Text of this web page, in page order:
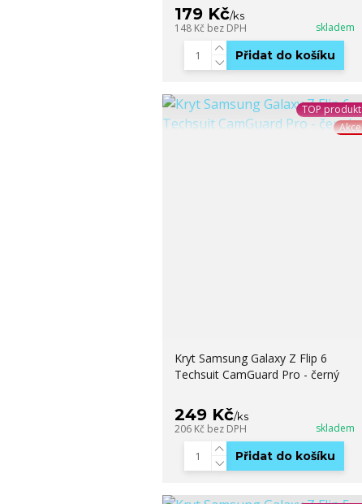
179 Kč/ks
148 Kč bez DPH skladem
Přidat do košíku
TOP produkt
Akce
Kryt Samsung Galaxy Z Flip 6
Techsuit CamGuard Pro - černý
249 Kč/ks
206 Kč bez DPH skladem
Přidat do košíku